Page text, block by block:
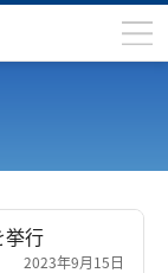
挙行
2023年9月15日